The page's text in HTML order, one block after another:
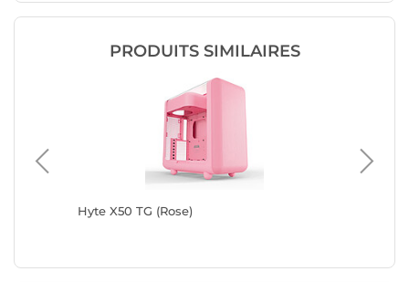
PRODUITS SIMILAIRES
Hyte X50 TG (Rose)